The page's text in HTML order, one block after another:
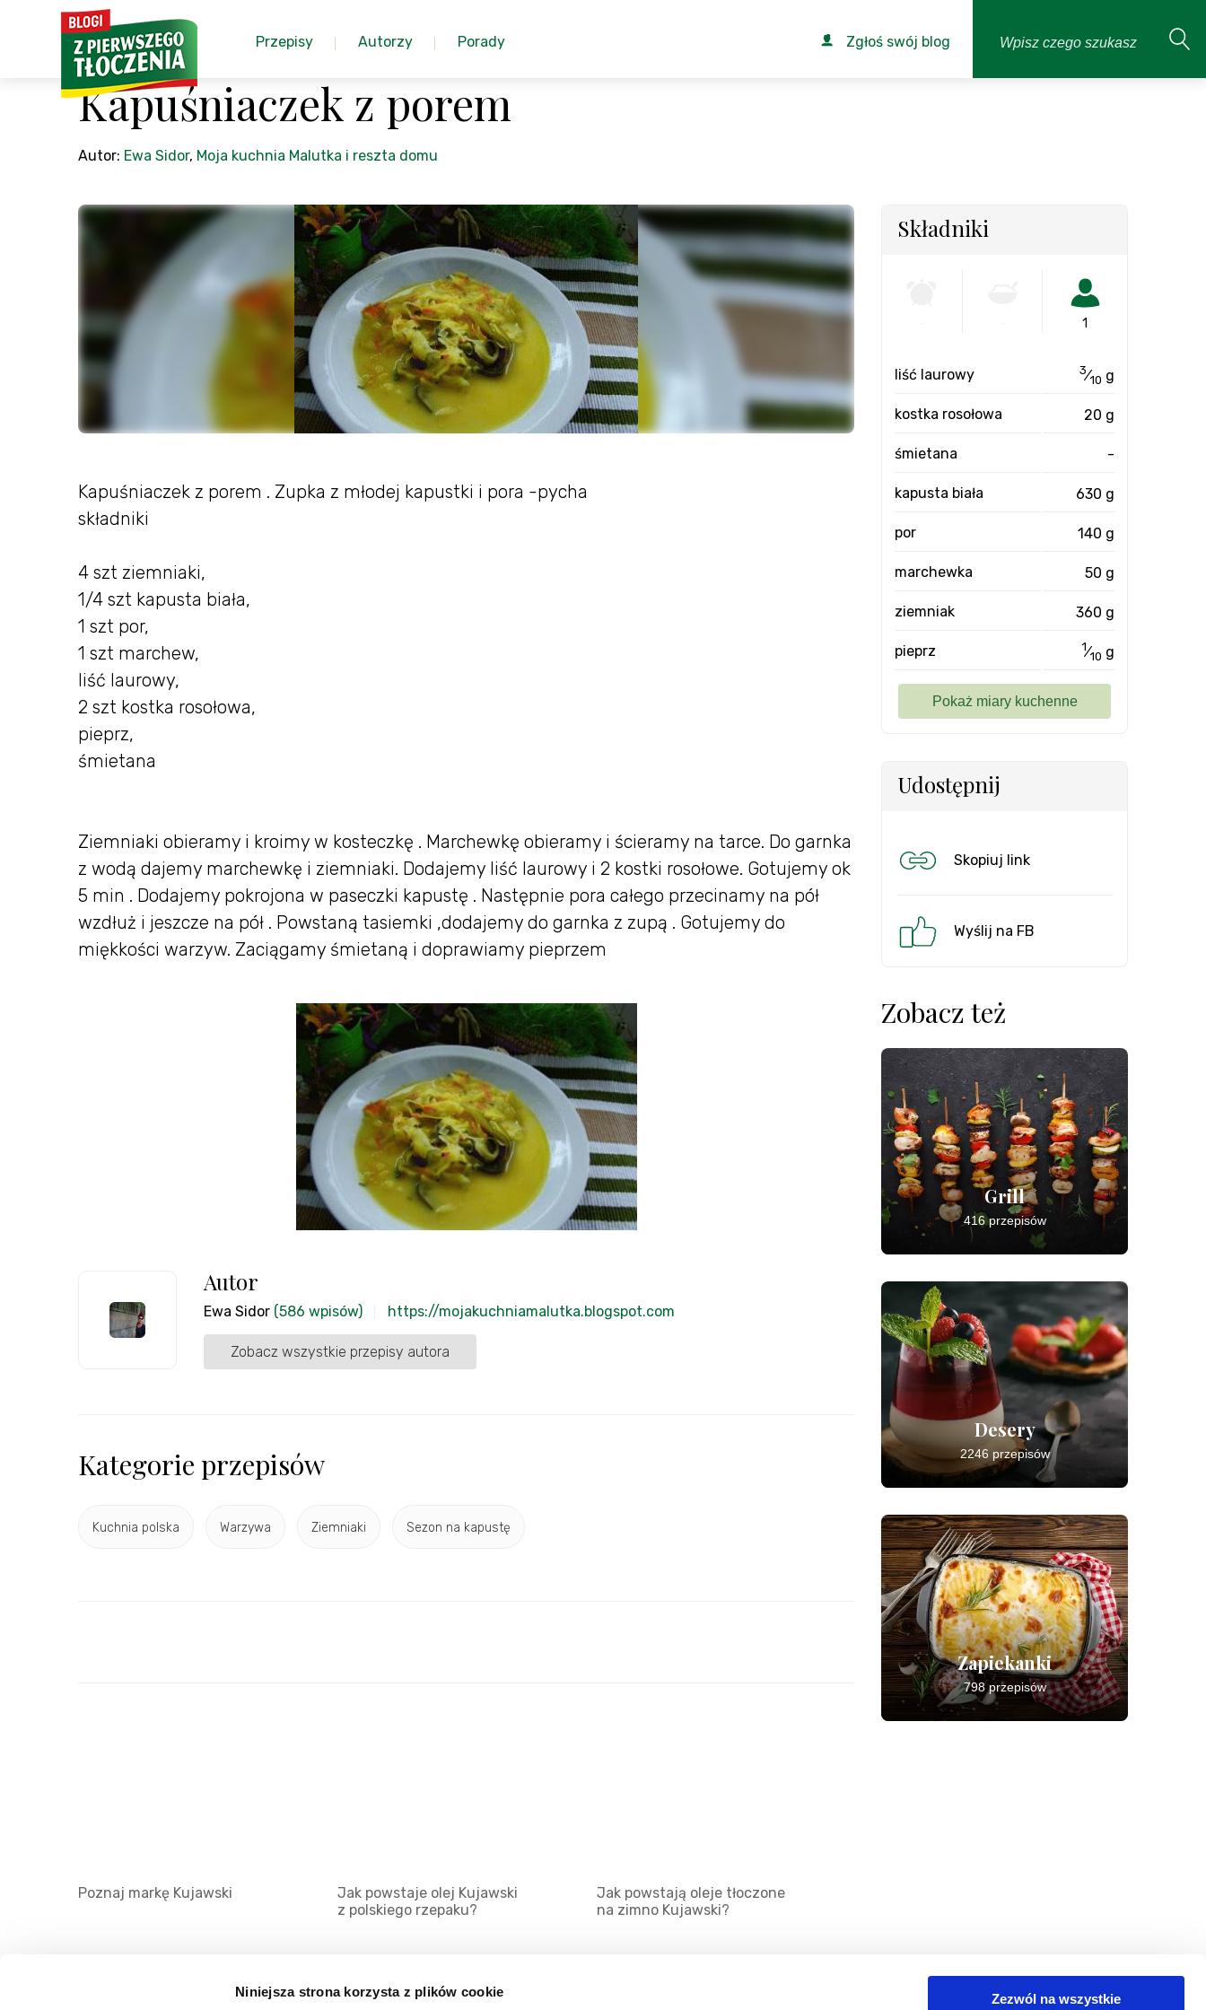
Niniejsza strona korzysta z plików cookie Zezwól na wszystkie
Przepisy Autorzy Porady Zgłoś swój blog
Kapuśniaczek z porem
Autor: Ewa Sidor, Moja kuchnia Malutka i reszta domu
Kapuśniaczek z porem . Zupka z młodej kapustki i pora -pycha
składniki
4 szt ziemniaki,
1/4 szt kapusta biała,
1 szt por,
1 szt marchew,
liść laurowy,
2 szt kostka rosołowa,
pieprz,
śmietana
Ziemniaki obieramy i kroimy w kosteczkę . Marchewkę obieramy i ścieramy na tarce. Do garnka
z wodą dajemy marchewkę i ziemniaki. Dodajemy liść laurowy i 2 kostki rosołowe. Gotujemy ok
5 min . Dodajemy pokrojona w paseczki kapustę . Następnie pora całego przecinamy na pół
wzdłuż i jeszcze na pół . Powstaną tasiemki ,dodajemy do garnka z zupą . Gotujemy do
miękkości warzyw. Zaciągamy śmietaną i doprawiamy pieprzem
Autor
Ewa Sidor (586 wpisów) https://mojakuchniamalutka.blogspot.com
Zobacz wszystkie przepisy autora
Kategorie przepisów
Kuchnia polska Warzywa Ziemniaki Sezon na kapustę
Składniki
1
liść laurowy 3⁄10 g
kostka rosołowa 20 g
śmietana -
kapusta biała 630 g
por 140 g
marchewka 50 g
ziemniak 360 g
pieprz 1⁄10 g
Udostępnij
Skopiuj link
Wyślij na FB
Zobacz też
Grill
416 przepisów
Desery
2246 przepisów
Zapiekanki
798 przepisów
Poznaj markę Kujawski
Jak powstaje olej Kujawski
z polskiego rzepaku?
Jak powstają oleje tłoczone
na zimno Kujawski?